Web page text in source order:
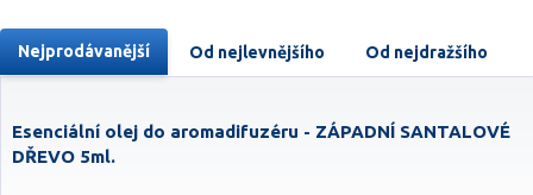
Nejprodávanější Od nejlevnějšího Od nejdražšího
Esenciální olej do aromadifuzéru - ZÁPADNÍ SANTALOVÉ
DŘEVO 5ml.